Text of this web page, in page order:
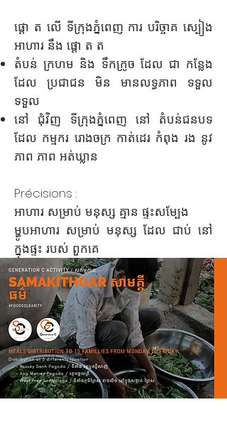
ផ្តោ ត លើ ទីក្រុងភ្នំពេញ ការ បរិច្ចាគ ស្បៀង
អាហារ នឹង ផ្តោ ត ត
តំបន់ ក្រហម និង ទឹកក្រូច ដែល ជា កន្លែង
ដែល ប្រជាជន មិន មានលទ្ធភាព ទទួល
ទទួល
នៅ ជុំវិញ ទីក្រុងភ្នំពេញ នៅ តំបន់ជនបទ
ដែល កម្មករ រោងចក្រ កាត់ដេរ កំពុង រង នូវ
ភាព ភាព អត់ឃ្លាន
Précisions :
អាហារ សម្រាប់ មនុស្ស គ្មាន ផ្ទះសម្បែង
ម្ហូបអាហារ សម្រាប់ មនុស្ស ដែល ជាប់ នៅ
ក្នុងផ្ទះ របស់ ពួកគេ